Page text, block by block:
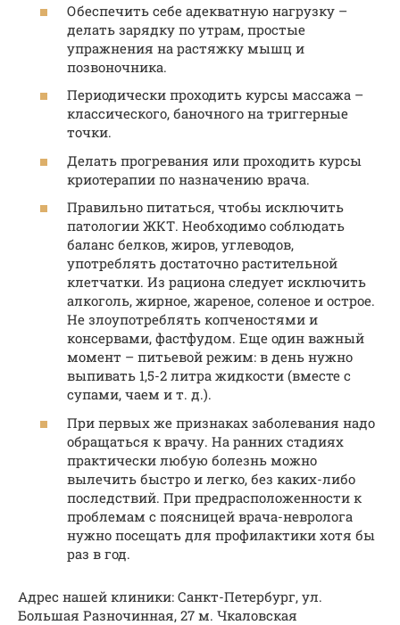
Обеспечить себе адекватную нагрузку –
делать зарядку по утрам, простые
упражнения на растяжку мышц и
позвоночника.
Периодически проходить курсы массажа –
классического, баночного на триггерные
точки.
Делать прогревания или проходить курсы
криотерапии по назначению врача.
Правильно питаться, чтобы исключить
патологии ЖКТ. Необходимо соблюдать
баланс белков, жиров, углеводов,
употреблять достаточно растительной
клетчатки. Из рациона следует исключить
алкоголь, жирное, жареное, соленое и острое.
Не злоупотреблять копченостями и
консервами, фастфудом. Еще один важный
момент – питьевой режим: в день нужно
выпивать 1,5-2 литра жидкости (вместе с
супами, чаем и т. д.).
При первых же признаках заболевания надо
обращаться к врачу. На ранних стадиях
практически любую болезнь можно
вылечить быстро и легко, без каких-либо
последствий. При предрасположенности к
проблемам с поясницей врача-невролога
нужно посещать для профилактики хотя бы
раз в год.
Адрес нашей клиники: Санкт-Петербург, ул.
Большая Разночинная, 27 м. Чкаловская